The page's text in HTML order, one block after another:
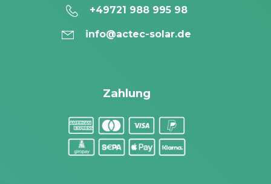
+49721 988 995 98
info@actec-solar.de
Zahlung